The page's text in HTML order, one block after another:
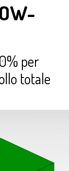
per
totale